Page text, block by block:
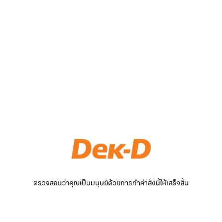
ตรวจสอบว่าคุณเป็นมนุษย์ด้วยการทำคำสั่งนี้ให้เสร็จสิ้น